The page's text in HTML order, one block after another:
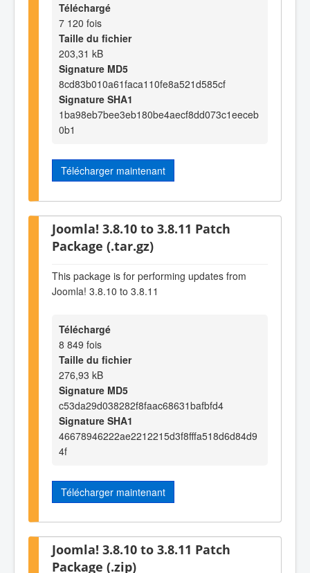
Téléchargé
7 120 fois
Taille du fichier
203,31 kB
Signature MD5
8cd83b010a61faca110fe8a521d585cf
Signature SHA1
1ba98eb7bee3eb180be4aecf8dd073c1eeceb
0b1
Télécharger maintenant
Joomla! 3.8.10 to 3.8.11 Patch
Package (.tar.gz)
This package is for performing updates from
Joomla! 3.8.10 to 3.8.11
Téléchargé
8 849 fois
Taille du fichier
276,93 kB
Signature MD5
c53da29d038282f8faac68631bafbfd4
Signature SHA1
46678946222ae2212215d3f8fffa518d6d84d9
4f
Télécharger maintenant
Joomla! 3.8.10 to 3.8.11 Patch
Package (.zip)